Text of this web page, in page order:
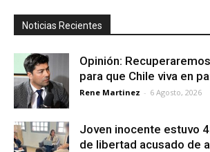
Noticias Recientes
Opinión:
para que Chile viva en
Rene Martinez - 6 Agosto, 2026
Joven inocente estuvo
de libertad acusado de